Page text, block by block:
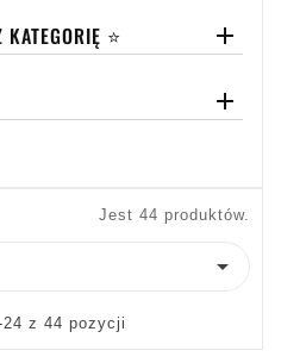
⭐ 

Jest 44 produktów.

24 z 44 pozycji